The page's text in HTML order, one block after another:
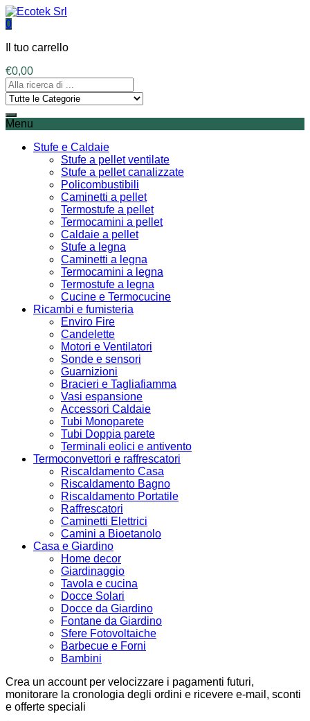
0
Il tuo carrello
€0,00
Menu
Stufe e Caldaie
Stufe a pellet ventilate
Stufe a pellet canalizzate
Policombustibili
Caminetti a pellet
Termostufe a pellet
Termocamini a pellet
Caldaie a pellet
Stufe a legna
Caminetti a legna
Termocamini a legna
Termostufe a legna
Cucine e Termocucine
Ricambi e fumisteria
Enviro Fire
Candelette
Motori e Ventilatori
Sonde e sensori
Guarnizioni
Bracieri e Tagliafiamma
Vasi espansione
Accessori Caldaie
Tubi Monoparete
Tubi Doppia parete
Terminali eolici e antivento
Termoconvettori e raffrescatori
Riscaldamento Casa
Riscaldamento Bagno
Riscaldamento Portatile
Raffrescatori
Caminetti Elettrici
Camini a Bioetanolo
Casa e Giardino
Home decor
Giardinaggio
Tavola e cucina
Docce Solari
Docce da Giardino
Fontane da Giardino
Sfere Fotovoltaiche
Barbecue e Forni
Bambini
Crea un account per velocizzare i pagamenti futuri,
monitorare la cronologia degli ordini e ricevere e-mail, sconti
e offerte speciali